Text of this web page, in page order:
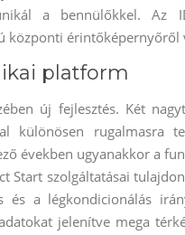
a bennülőkkel.
érintőképernyőről
platform
új fejlesztés. Két
különösen rugalmasra
években ugyanakkor a
Start szolgáltatásai
a légkondicionálás
jelenítve mega